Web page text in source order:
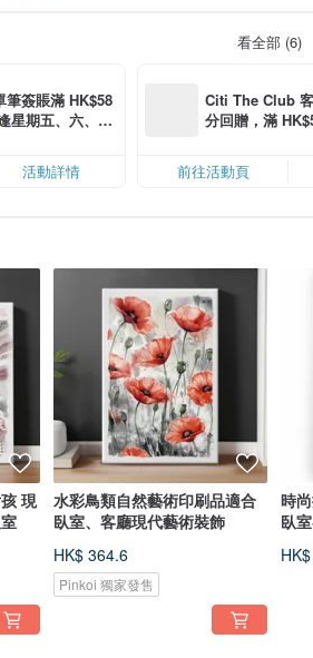
里，我希望我的艺术能成为一片宁静的港湾——
找到触动心灵的作品！
看全部 (6)
簽賬滿 HK$58
星期五、六、日
活動詳情
Citi The Club
分回贈，滿
前往活動頁
現
水彩鳥類自然藝術印刷品適合
臥室、客廳現代藝術裝飾
HK$ 364.6
Pinkoi 獨家發售
時
臥